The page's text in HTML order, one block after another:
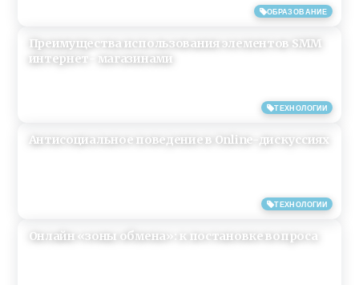
ОБРАЗОВАНИЕ
ТЕХНОЛОГИИ
Преимущества использования элементов SMM
интернет- магазинами
ТЕХНОЛОГИИ
Антисоциальное поведение в Online-дискуссиях
Онлайн «зоны обмена»: к постановке вопроса